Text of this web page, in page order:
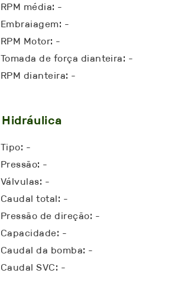
RPM média: -
Embraiagem: -
RPM Motor: -
Tomada de força dianteira: -
RPM dianteira: -
Hidráulica
Tipo: -
Pressão: -
Válvulas: -
Caudal total: -
Pressão de direção: -
Capacidade: -
Caudal da bomba: -
Caudal SVC: -